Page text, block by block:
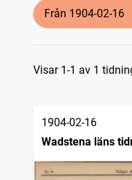
Från 1904-02-16
Visar 1-1 av 1
1904-02-16
Wadstena läns